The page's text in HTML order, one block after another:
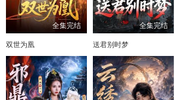
全集完结
双世为凰
全集完结
送君别时梦